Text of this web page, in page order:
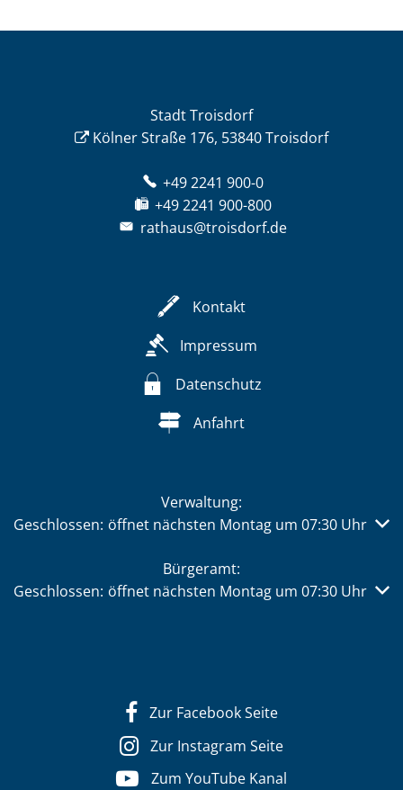
Stadt Troisdorf
Kölner Straße 176, 53840 Troisdorf
+49 2241 900-0
+49 2241 900-800
rathaus@troisdorf.de
Kontakt
Impressum
Datenschutz
Anfahrt
Verwaltung:
Klicken, um weitere Öffnungs- oder Schließzeiten
Geschlossen: öffnet nächsten Montag um 07:30 Uhr
Bürgeramt:
Klicken, um weitere Öffnungs- oder Schließzeiten
Geschlossen: öffnet nächsten Montag um 07:30 Uhr
Zur Facebook Seite
Zur Instagram Seite
Zum YouTube Kanal